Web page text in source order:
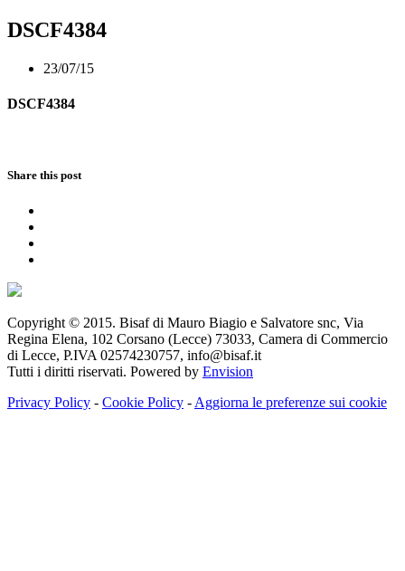
DSCF4384
23/07/15
DSCF4384
Share this post
Copyright © 2015. Bisaf di Mauro Biagio e Salvatore snc, Via
Regina Elena, 102 Corsano (Lecce) 73033, Camera di Commercio
di Lecce, P.IVA 02574230757, info@bisaf.it
Tutti i diritti riservati. Powered by Envision
Privacy Policy - Cookie Policy - Aggiorna le preferenze sui cookie